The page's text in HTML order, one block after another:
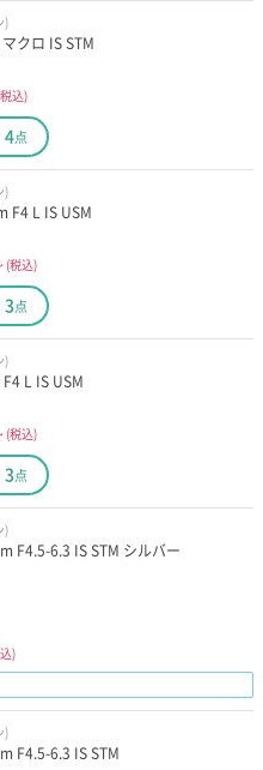
)
クロ IS STM
込)
4点
)
F4 L IS USM
(税込)
3点
)
L IS USM
(税込)
3点
)
F4.5-6.3 IS STM シルバー
)
)
F4.5-6.3 IS STM